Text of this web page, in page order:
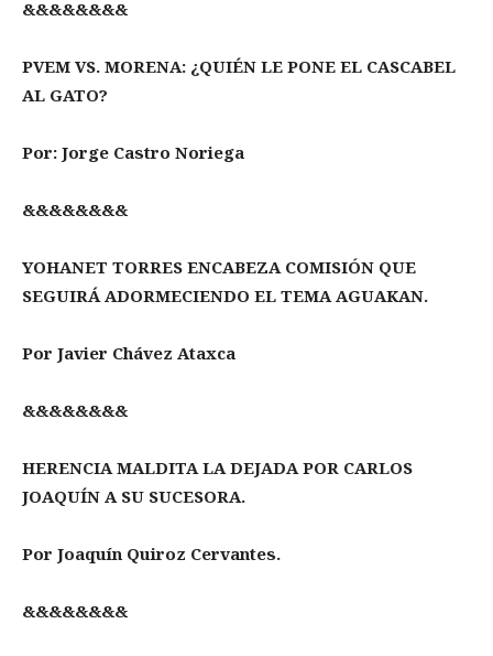
&&&&&&&&
PVEM VS. MORENA: ¿QUIÉN LE PONE EL CASCABEL
AL GATO?
Por: Jorge Castro Noriega
&&&&&&&&
YOHANET TORRES ENCABEZA COMISIÓN QUE
SEGUIRÁ ADORMECIENDO EL TEMA AGUAKAN.
Por Javier Chávez Ataxca
&&&&&&&&
HERENCIA MALDITA LA DEJADA POR CARLOS
JOAQUÍN A SU SUCESORA.
Por Joaquín Quiroz Cervantes.
&&&&&&&&